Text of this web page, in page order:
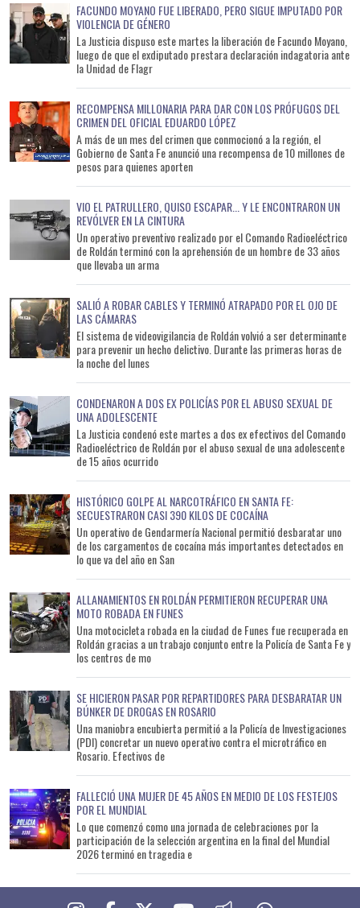
FACUNDO MOYANO FUE LIBERADO, PERO SIGUE IMPUTADO POR
VIOLENCIA DE GÉNERO
La Justicia dispuso este martes la liberación de Facundo Moyano,
luego de que el exdiputado prestara declaración indagatoria ante
la Unidad de Flagr
RECOMPENSA MILLONARIA PARA DAR CON LOS PRÓFUGOS DEL
CRIMEN DEL OFICIAL EDUARDO LÓPEZ
A más de un mes del crimen que conmocionó a la región, el
Gobierno de Santa Fe anunció una recompensa de 10 millones de
pesos para quienes aporten
VIO EL PATRULLERO, QUISO ESCAPAR... Y LE ENCONTRARON UN
REVÓLVER EN LA CINTURA
Un operativo preventivo realizado por el Comando Radioeléctrico
de Roldán terminó con la aprehensión de un hombre de 33 años
que llevaba un arma
SALIÓ A ROBAR CABLES Y TERMINÓ ATRAPADO POR EL OJO DE
LAS CÁMARAS
El sistema de videovigilancia de Roldán volvió a ser determinante
para prevenir un hecho delictivo. Durante las primeras horas de
la noche del lunes
CONDENARON A DOS EX POLICÍAS POR EL ABUSO SEXUAL DE
UNA ADOLESCENTE
La Justicia condenó este martes a dos ex efectivos del Comando
Radioeléctrico de Roldán por el abuso sexual de una adolescente
de 15 años ocurrido
HISTÓRICO GOLPE AL NARCOTRÁFICO EN SANTA FE:
SECUESTRARON CASI 390 KILOS DE COCAÍNA
Un operativo de Gendarmería Nacional permitió desbaratar uno
de los cargamentos de cocaína más importantes detectados en
lo que va del año en San
ALLANAMIENTOS EN ROLDÁN PERMITIERON RECUPERAR UNA
MOTO ROBADA EN FUNES
Una motocicleta robada en la ciudad de Funes fue recuperada en
Roldán gracias a un trabajo conjunto entre la Policía de Santa Fe y
los centros de mo
SE HICIERON PASAR POR REPARTIDORES PARA DESBARATAR UN
BÚNKER DE DROGAS EN ROSARIO
Una maniobra encubierta permitió a la Policía de Investigaciones
(PDI) concretar un nuevo operativo contra el microtráfico en
Rosario. Efectivos de
FALLECIÓ UNA MUJER DE 45 AÑOS EN MEDIO DE LOS FESTEJOS
POR EL MUNDIAL
Lo que comenzó como una jornada de celebraciones por la
participación de la selección argentina en la final del Mundial
2026 terminó en tragedia e